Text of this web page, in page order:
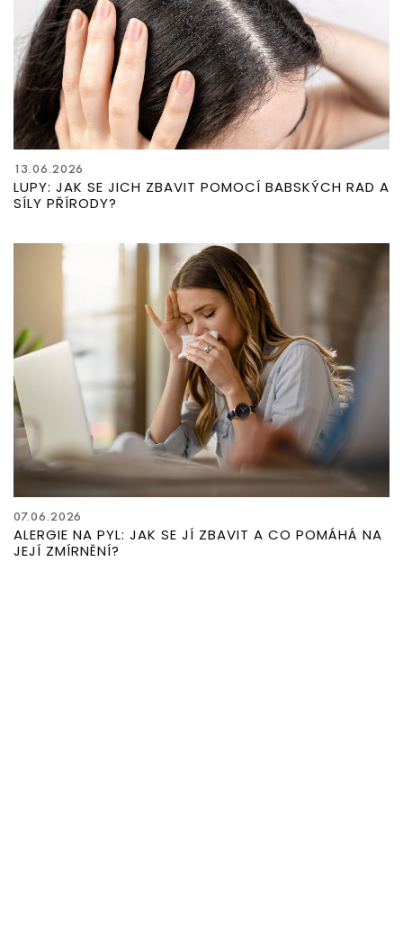
13.06.2026
LUPY: JAK SE JICH ZBAVIT POMOCÍ BABSKÝCH RAD A
SÍLY PŘÍRODY?
07.06.2026
ALERGIE NA PYL: JAK SE JÍ ZBAVIT A CO POMÁHÁ NA
JEJÍ ZMÍRNĚNÍ?